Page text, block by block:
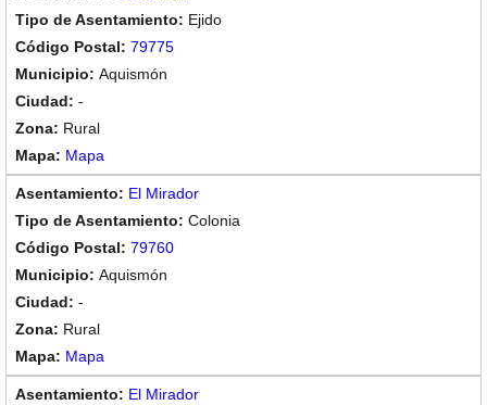
Ejido
79775
Aquismón
-
Rural
Mapa
El Mirador
Colonia
79760
Aquismón
-
Rural
Mapa
El Mirador